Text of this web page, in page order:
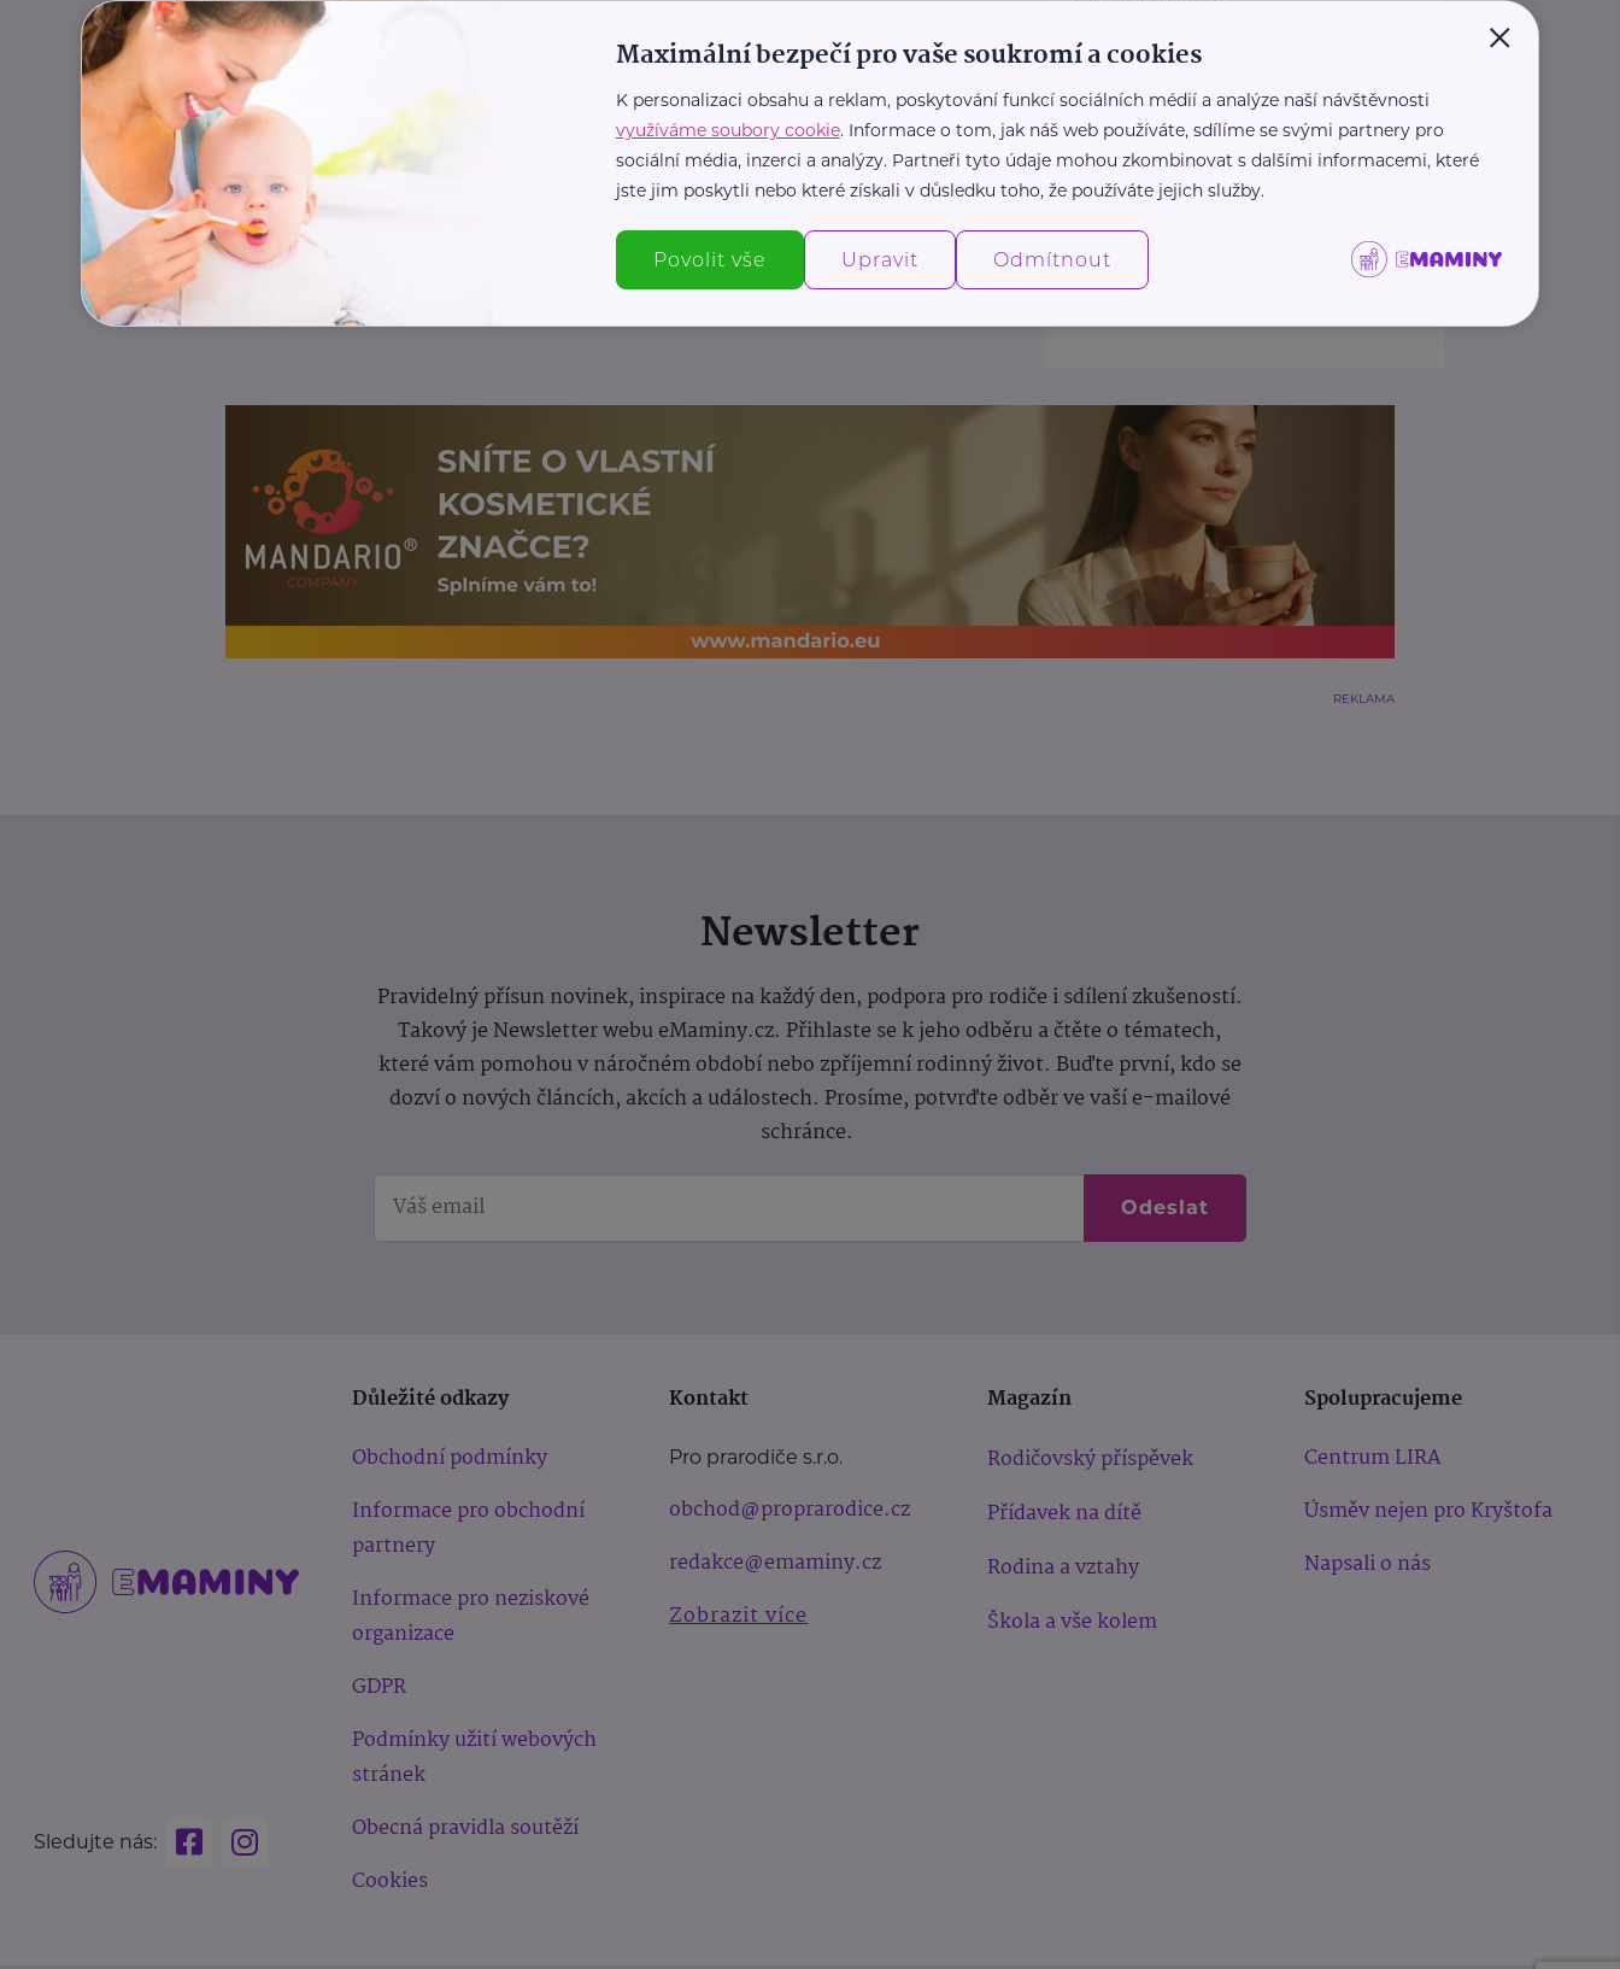
Další články
Ministerstvo zahraničních věcí
ČR
Loretánské náměstí 5 Praha 1 – Hradčany
https://www.mzv.cz/
+420 222 264 222
»
REKLAMA
Newsletter
Pravidelný přísun novinek, inspirace na každý den, podpora pro rodiče i sdílení zkušeností.
Takový je Newsletter webu eMaminy.cz. Přihlaste se k jeho odběru a čtěte o tématech,
které vám pomohou v náročném období nebo zpříjemní rodinný život. Buďte první, kdo se
dozví o nových článcích, akcích a událostech. Prosíme, potvrďte odběr ve vaší e-mailové
schránce.
Odeslat
Sledujte nás:
Důležité odkazy
Obchodní podmínky
Informace pro obchodní
partnery
Informace pro neziskové
organizace
GDPR
Podmínky užití webových
stránek
Obecná pravidla soutěží
Cookies
Kontakt
Pro prarodiče s.r.o.
obchod@proprarodice.cz
redakce@emaminy.cz
Zobrazit více
Magazín
Rodičovský příspěvek
Přídavek na dítě
Rodina a vztahy
Škola a vše kolem
Spolupracujeme
Centrum LIRA
Úsměv nejen pro Kryštofa
Napsali o nás
×
Maximální bezpečí pro vaše soukromí a cookies
K personalizaci obsahu a reklam, poskytování funkcí sociálních médií a analýze naší návštěvnosti
využíváme soubory cookie. Informace o tom, jak náš web používáte, sdílíme se svými partnery pro
sociální média, inzerci a analýzy. Partneři tyto údaje mohou zkombinovat s dalšími informacemi, které
jste jim poskytli nebo které získali v důsledku toho, že používáte jejich služby.
Povolit vše Upravit Odmítnout